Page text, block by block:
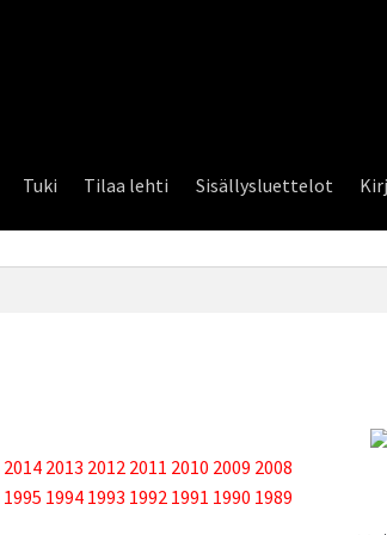
Tuki Tilaa lehti Sisällysluettelot
2014 2013 2012 2011 2010 2009 2008
1995 1994 1993 1992 1991 1990 1989